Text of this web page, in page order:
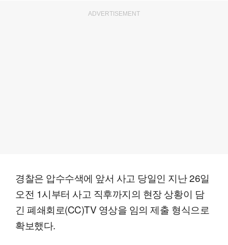
ADVERTISEMENT
경찰은 압수수색에 앞서 사고 당일인 지난 26일
오전 1시부터 사고 직후까지의 현장 상황이 담
긴 폐쇄회로(CC)TV 영상을 임의 제출 형식으로
확보했다.